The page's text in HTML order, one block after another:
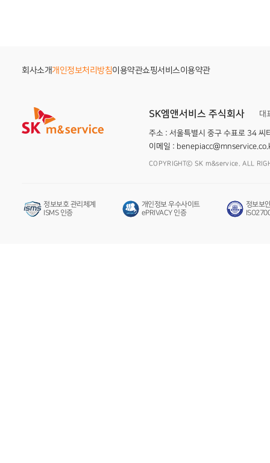
회사소개개인정보처리방침이용약관쇼핑서비스이용약관
SK엠앤서비스 주식회사 대
주소 : 서울특별시 중구 수표로 34 씨
이메일 :
COPYRIGHTⓒ SK m&service. ALL
정보보호 관리체계
ISMS 인증
개인정보 우수사이트
ePRIVACY 인증
정보보